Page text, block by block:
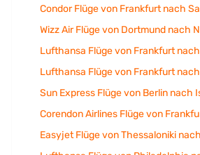
Condor Flüge von Frankfurt nach
Wizz Air Flüge von Dortmund nach
Lufthansa Flüge von Frankfurt
Lufthansa Flüge von Frankfurt
Sun Express Flüge von Berlin nach
Corendon Airlines Flüge von
Easyjet Flüge von Thessaloniki